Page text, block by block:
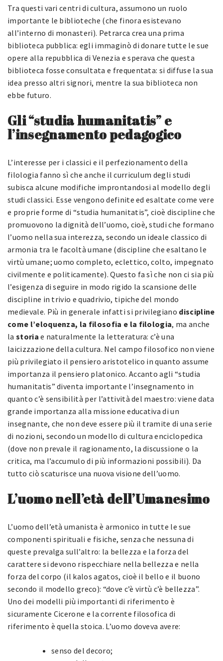
Tra questi vari centri di cultura, assumono un ruolo
importante le biblioteche (che finora esistevano
all’interno di monasteri). Petrarca crea una prima
biblioteca pubblica: egli immaginò di donare tutte le sue
opere alla repubblica di Venezia e sperava che questa
biblioteca fosse consultata e frequentata: si diffuse la sua
idea presso altri signori, mentre la sua biblioteca non
ebbe futuro.
Gli “studia humanitatis” e
l’insegnamento pedagogico
L’interesse per i classici e il perfezionamento della
filologia fanno sì che anche il curriculum degli studi
subisca alcune modifiche improntandosi al modello degli
studi classici. Esse vengono definite ed esaltate come vere
e proprie forme di “studia humanitatis”, cioè discipline che
promuovono la dignità dell’uomo, cioè, studi che formano
l’uomo nella sua interezza, secondo un ideale classico di
armonia tra le facoltà umane (discipline che esaltano le
virtù umane; uomo completo, eclettico, colto, impegnato
civilmente e politicamente). Questo fa sì che non ci sia più
l’esigenza di seguire in modo rigido la scansione delle
discipline in trivio e quadrivio, tipiche del mondo
medievale. Più in generale infatti si privilegiano discipline
come l’eloquenza, la filosofia e la filologia, ma anche
la storia e naturalmente la letteratura: c’è una
laicizzazione della cultura. Nel campo filosofico non viene
più privilegiato il pensiero aristotelico in quanto assume
importanza il pensiero platonico. Accanto agli “studia
humanitatis” diventa importante l’insegnamento in
quanto c’è sensibilità per l’attività del maestro: viene data
grande importanza alla missione educativa di un
insegnante, che non deve essere più il tramite di una serie
di nozioni, secondo un modello di cultura enciclopedica
(dove non prevale il ragionamento, la discussione o la
critica, ma l’accumulo di più informazioni possibili). Da
tutto ciò scaturisce una nuova visione dell’uomo.
L’uomo nell’età dell’Umanesimo
L’uomo dell’età umanista è armonico in tutte le sue
componenti spirituali e fisiche, senza che nessuna di
queste prevalga sull’altro: la bellezza e la forza del
carattere si devono rispecchiare nella bellezza e nella
forza del corpo (il kalos agatos, cioè il bello e il buono
secondo il modello greco): “dove c’è virtù c’è bellezza”.
Uno dei modelli più importanti di riferimento è
sicuramente Cicerone e la corrente filosofica di
riferimento è quella stoica. L’uomo doveva avere:
senso del decoro;